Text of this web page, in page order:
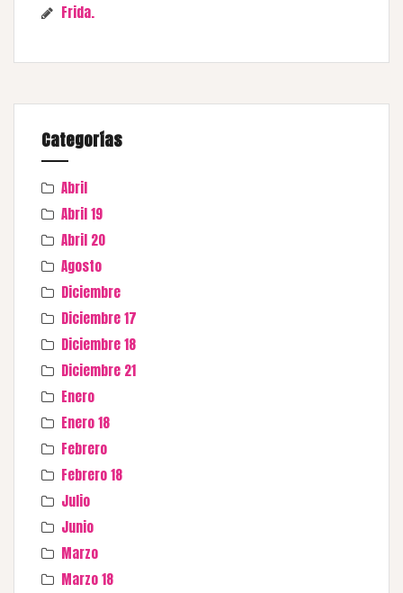
Frida.
Categorías
Abril
Abril 19
Abril 20
Agosto
Diciembre
Diciembre 17
Diciembre 18
Diciembre 21
Enero
Enero 18
Febrero
Febrero 18
Julio
Junio
Marzo
Marzo 18